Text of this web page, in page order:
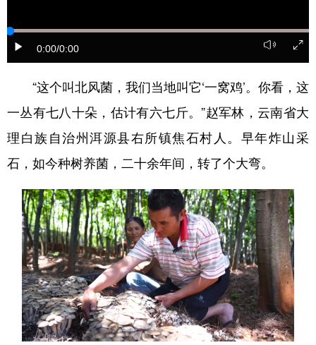
0:00/0:00
“这个叫北风菌，我们当地叫它‘一窝鸡’。你看，这
一丛有七八十朵，估计有六七斤。”赵军林，云南省大
理白族自治州洱源县右所镇焦石村人。早年炸山采
石，如今种树养菌，二十余年间，转了个大弯。